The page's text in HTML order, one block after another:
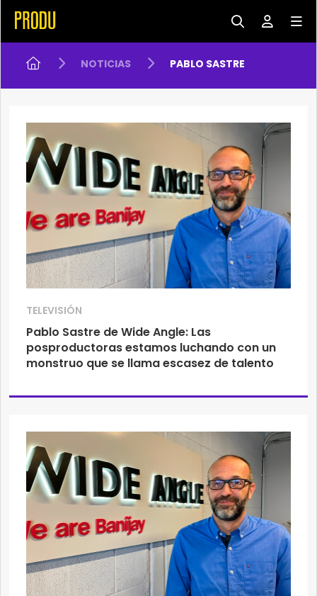
NOTICIAS PABLO SASTRE
TELEVISIÓN
Pablo Sastre de Wide Angle: Las
posproductoras estamos luchando con un
monstruo que se llama escasez de talento